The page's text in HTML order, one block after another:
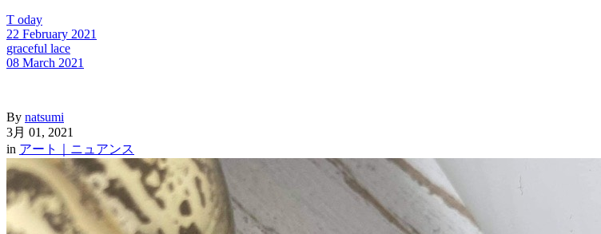
T oday
22 February 2021
graceful lace
08 March 2021
By natsumi
3月 01, 2021
in アート｜ニュアンス